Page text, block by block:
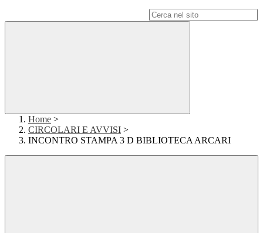
Home >
CIRCOLARI E AVVISI >
INCONTRO STAMPA 3 D BIBLIOTECA ARCARI